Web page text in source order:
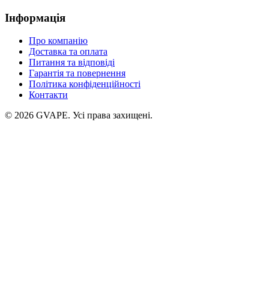
Інформація
Про компанію
Доставка та оплата
Питання та відповіді
Гарантія та повернення
Політика конфіденційності
Контакти
© 2026 GVAPE. Усі права захищені.